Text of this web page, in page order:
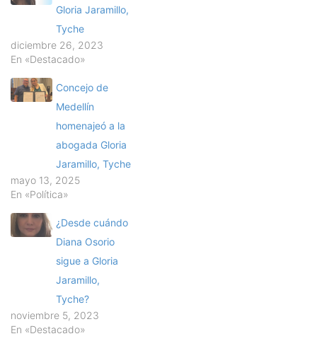
Gloria Jaramillo,
Tyche
diciembre 26, 2023
En «Destacado»
Concejo de
Medellín
homenajeó a la
abogada Gloria
Jaramillo, Tyche
mayo 13, 2025
En «Política»
¿Desde cuándo
Diana Osorio
sigue a Gloria
Jaramillo,
Tyche?
noviembre 5, 2023
En «Destacado»